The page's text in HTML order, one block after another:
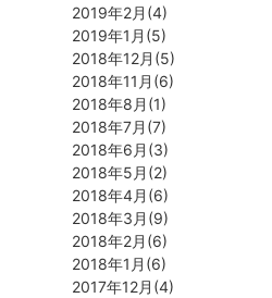
2019年2月(4)
2019年1月(5)
2018年12月(5)
2018年11月(6)
2018年8月(1)
2018年7月(7)
2018年6月(3)
2018年5月(2)
2018年4月(6)
2018年3月(9)
2018年2月(6)
2018年1月(6)
2017年12月(4)